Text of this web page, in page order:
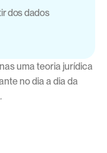
dos dados
uma teoria jurídica
no dia a dia da